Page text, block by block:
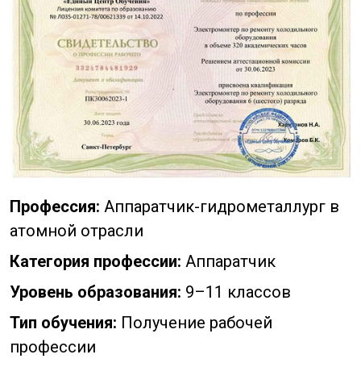
Профессия: Аппаратчик-гидрометаллург в
атомной отрасли
Категория профессии: Аппаратчик
Уровень образования: 9–11 классов
Тип обучения: Получение рабочей
профессии